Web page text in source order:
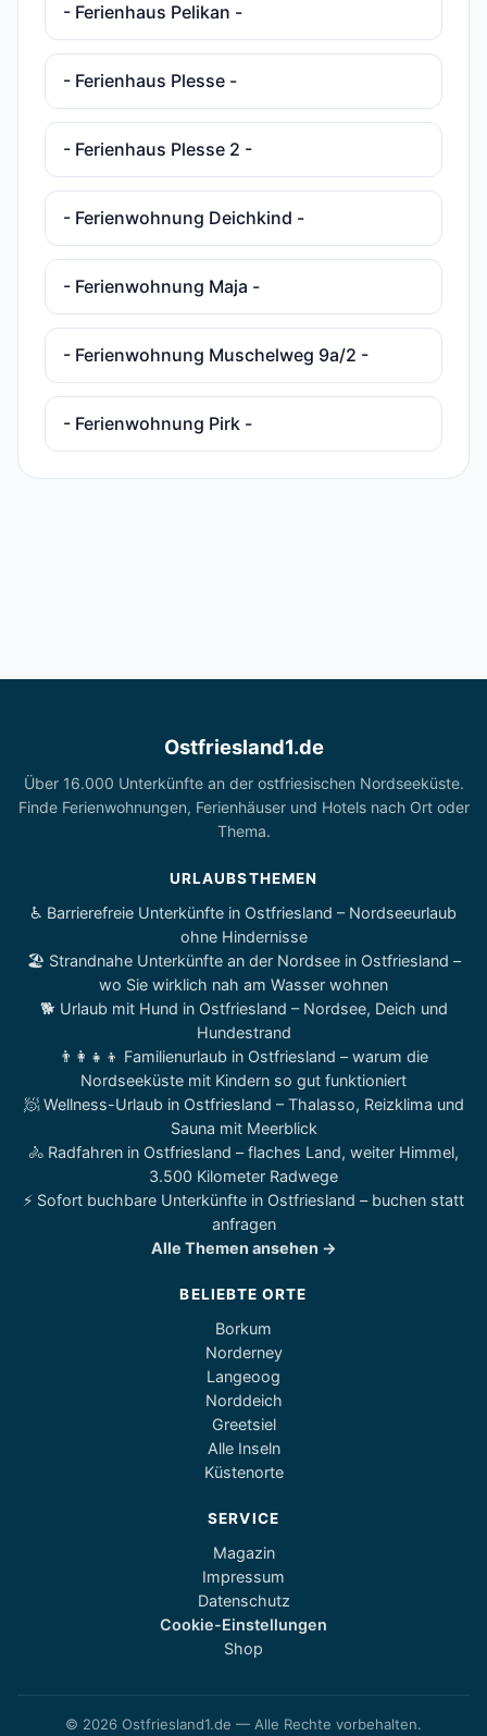
- Ferienhaus Pelikan -
- Ferienhaus Plesse -
- Ferienhaus Plesse 2 -
- Ferienwohnung Deichkind -
- Ferienwohnung Maja -
- Ferienwohnung Muschelweg 9a/2 -
- Ferienwohnung Pirk -
Ostfriesland1.de
Über 16.000 Unterkünfte an der ostfriesischen Nordseeküste.
Finde Ferienwohnungen, Ferienhäuser und Hotels nach Ort oder
Thema.
URLAUBSTHEMEN
♿ Barrierefreie Unterkünfte in Ostfriesland – Nordseeurlaub
ohne Hindernisse
🏖️ Strandnahe Unterkünfte an der Nordsee in Ostfriesland –
wo Sie wirklich nah am Wasser wohnen
🐕 Urlaub mit Hund in Ostfriesland – Nordsee, Deich und
Hundestrand
👨‍👩‍👧‍👦 Familienurlaub in Ostfriesland – warum die
Nordseeküste mit Kindern so gut funktioniert
🧖 Wellness-Urlaub in Ostfriesland – Thalasso, Reizklima und
Sauna mit Meerblick
🚴 Radfahren in Ostfriesland – flaches Land, weiter Himmel,
3.500 Kilometer Radwege
⚡ Sofort buchbare Unterkünfte in Ostfriesland – buchen statt
anfragen
Alle Themen ansehen →
BELIEBTE ORTE
Borkum
Norderney
Langeoog
Norddeich
Greetsiel
Alle Inseln
Küstenorte
SERVICE
Magazin
Impressum
Datenschutz
Cookie-Einstellungen
Shop
© 2026 Ostfriesland1.de — Alle Rechte vorbehalten.